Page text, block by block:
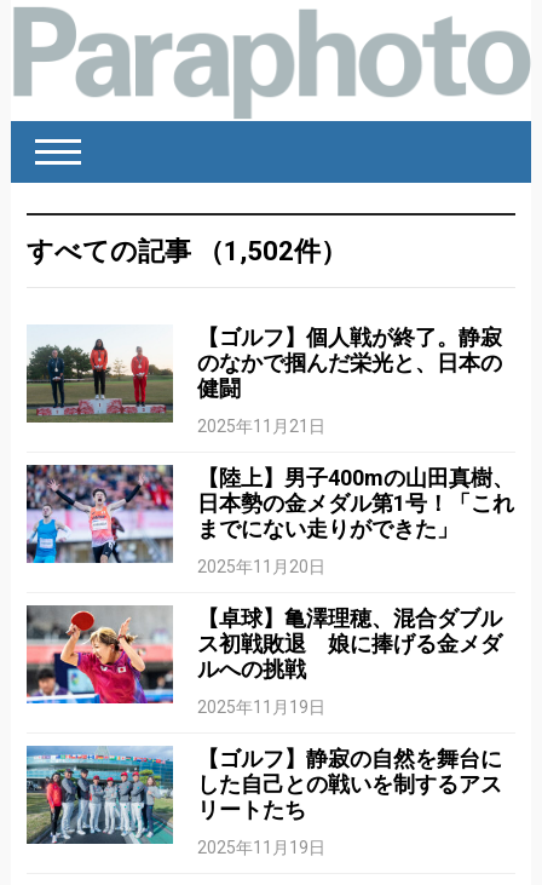
すべての記事 （1,502件）
【ゴルフ】個人戦が終了。静寂
のなかで掴んだ栄光と、日本の
健闘
2025年11月21日
【陸上】男子400mの山田真樹、
日本勢の金メダル第1号！「これ
までにない走りができた」
2025年11月20日
【卓球】亀澤理穂、混合ダブル
ス初戦敗退 娘に捧げる金メダ
ルへの挑戦
2025年11月19日
【ゴルフ】静寂の自然を舞台に
した自己との戦いを制するアス
リートたち
2025年11月19日